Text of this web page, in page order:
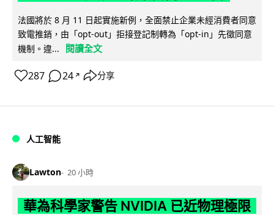
法國將於 8 月 11 日起實施新例，全面禁止企業未經消費者同意
致電推銷，由「opt-out」拒接登記制轉為「opt-in」先徵同意
機制。違...
閱讀全文
287 24 ↗ 分享
人工智能
Lawton 20 小時
華為科學家警告 NVIDIA 已近物理極限